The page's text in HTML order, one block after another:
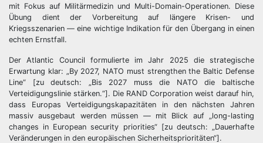
mit Fokus auf Militärmedizin und Multi-Domain-Operationen. Diese
Übung dient der Vorbereitung auf längere Krisen- und
Kriegsszenarien — eine wichtige Indikation für den Übergang in einen
echten Ernstfall.
Der Atlantic Council formulierte im Jahr 2025 die strategische
Erwartung klar: „By 2027, NATO must strengthen the Baltic Defense
Line“ [zu deutsch: „Bis 2027 muss die NATO die baltische
Verteidigungslinie stärken.“]. Die RAND Corporation weist darauf hin,
dass Europas Verteidigungskapazitäten in den nächsten Jahren
massiv ausgebaut werden müssen — mit Blick auf „long-lasting
changes in European security priorities“ [zu deutsch: „Dauerhafte
Veränderungen in den europäischen Sicherheitsprioritäten“].